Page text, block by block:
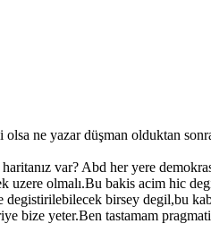
ne yazar düşman olduktan
var? Abd her yere
olmalı.Bu bakis acim hic
birsey degil,bu
bize yeter.Ben tastamam